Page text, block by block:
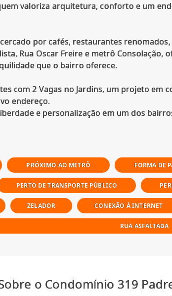
valoriza arquitetura, conforto e um
por cafés, restaurantes
Rua Oscar Freire e metrô
que o bairro oferece.
com 2 Vagas no Jardins, um projeto
endereço.
PRÓXIMO AO METRÔ FORMA DE
PERTO DE TRANSPORTE PÚBLICO
ZELADOR CONEXÃO À INTERNET
RUA ASFALTADA
o Condomínio 319